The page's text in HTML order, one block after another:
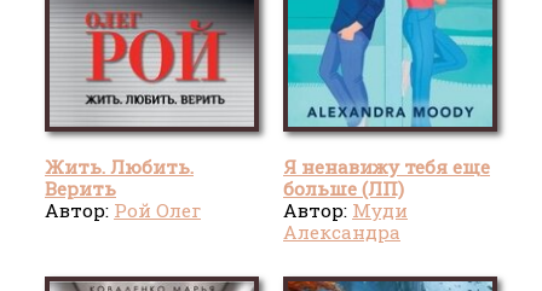
Жить. Любить.
Верить
Автор: Рой Олег
Я ненавижу тебя еще
больше (ЛП)
Автор: Муди
Александра